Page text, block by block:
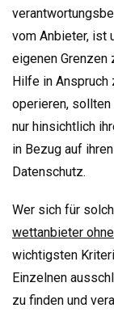
vom Anbieter, ist
eigenen
Hilfe in Anspruch
operieren,
nur hinsichtlich
in Bezug auf
Datenschutz.
Wer sich für
wettanbieter
wichtigsten
Einzelnen
zu finden und